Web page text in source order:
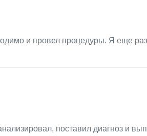
и провел процедуры. Я еще
поставил диагноз и